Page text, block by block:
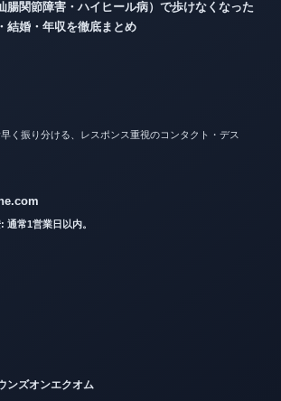
腸関節障害・ハイヒール病）で歩けなくなった
結婚・年収を徹底まとめ
く振り分ける、レスポンス重視のコンタクト・デス
通常1営業日以内。
ンズオンエクオム